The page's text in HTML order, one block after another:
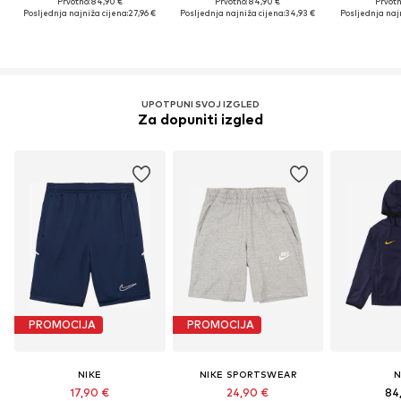
Posljednja najniža cijena:27,96 €
Posljednja najniža cijena:34,93 €
Posljednja
UPOTPUNI SVOJ IZGLED
Za dopuniti izgled
PROMOCIJA
NIKE
17,90 €
PROMOCIJA
NIKE SPORTSWEAR
24,90 €